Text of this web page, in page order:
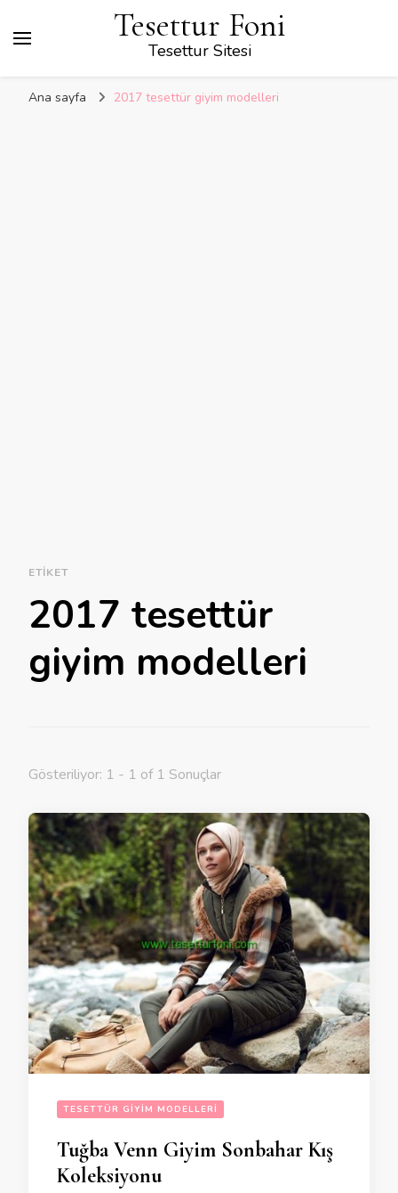
Tesettur Foni
Tesettur Sitesi
Ana sayfa 2017 tesettür giyim modelleri
ETIKET
2017 tesettür
giyim modelleri
Gösteriliyor: 1 - 1 of 1 Sonuçlar
TESETTÜR GIYIM MODELLERI
Tuğba Venn Giyim Sonbahar Kış
Koleksiyonu